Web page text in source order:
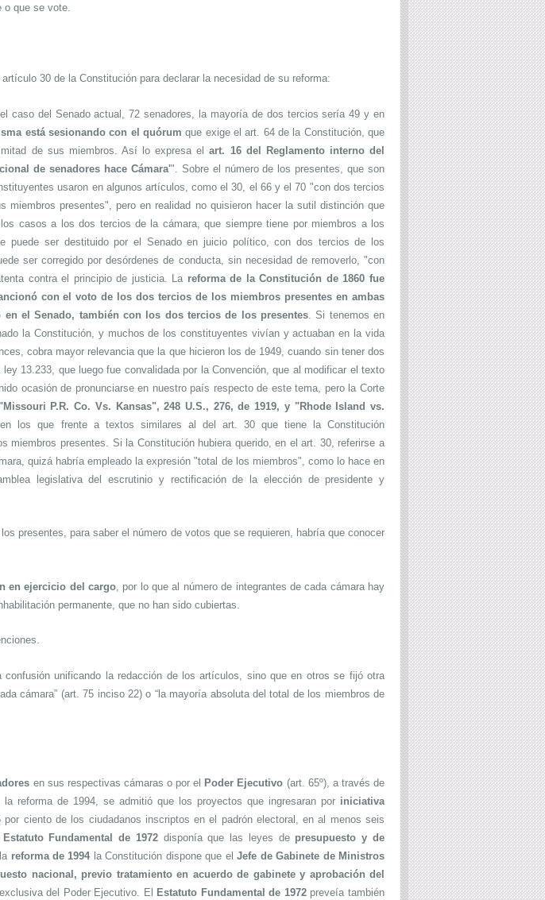
que se vote.
30 de la Constitución para declarar la necesidad de su reforma:
el caso del Senado actual, 72 senadores, la mayoría de dos tercios sería 49 y en
está sesionando con el quórumque exige el art. 64 de la Constitución, que
de sus miembros. Así lo expresa elart. 16 del Reglamento interno del
de senadores hace Cámara'". Sobre el número de los presentes, que son
usaron en algunos artículos, como el 30, el 66 y el 70 "con dos tercios
presentes", pero en realidad no quisieron hacer la sutil distinción que
casos a los dos tercios de la cámara, que siempre tiene por miembros a los
puede ser destituido por el Senado en juicio político, con dos tercios de los
ser corregido por desórdenes de conducta, sin necesidad de removerlo, "con
contra el principio de justicia. La reforma de la Constitución de 1860 fue
con el voto de los dos tercios de los miembros presentes en ambas
el Senado, también con los dos tercios de los presentes . Si tenemos en
la Constitución, y muchos de los constituyentes vivían y actuaban en la vida
cobra mayor relevancia que la que hicieron los de 1949, cuando sin tener dos
13.233, que luego fue convalidada por la Convención, que al modificar el texto
ocasión de pronunciarse en nuestro país respecto de este tema, pero la Corte
P.R. Co. Vs. Kansas", 248 U.S., 276, de 1919, y "Rhode Island vs.
en los que frente a textos similares al del art. 30 que tiene la Constitución
miembros presentes. Si la Constitución hubiera querido, en el art. 30, referirse a
quizá habría empleado la expresión "total de los miembros", como lo hace en
legislativa del escrutinio y rectificación de la elección de presidente y
presentes, para saber el número de votos que se requieren, habría que conocer
en ejercicio del cargo, por lo que al número de integrantes de cada cámara hay
permanente, que no han sido cubiertas.
unificando la redacción de los artículos, sino que en otros se fijó otra
cámara” (art. 75 inciso 22) o “la mayoría absoluta del total de los miembros de
en sus respectivas cámaras o por el Poder Ejecutivo (art. 65º), a través de
reforma de 1994, se admitió que los proyectos que ingresaran por iniciativa
ciento de los ciudadanos inscriptos en el padrón electoral, en al menos seis
Estatuto Fundamental de 1972disponía que las leyes de presupuesto y de
reforma de 1994 la Constitución dispone que elJefe de Gabinete de Ministros
nacional, previo tratamiento en acuerdo de gabinete y aprobación del
del Poder Ejecutivo. El Estatuto Fundamental de 1972 preveía también